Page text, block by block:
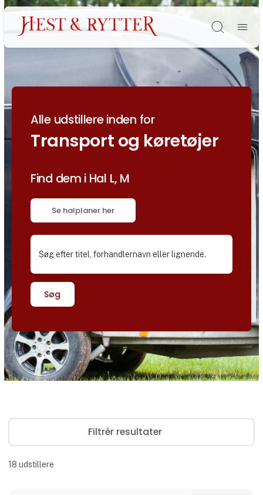
Søg
Alle udstillere inden for
Transport og køretøjer
Find dem i Hal L, M
Se halplaner her
Søg efter titel, forhandlernavn eller lignende.
Søg
Filtrér resultater
18 udstillere